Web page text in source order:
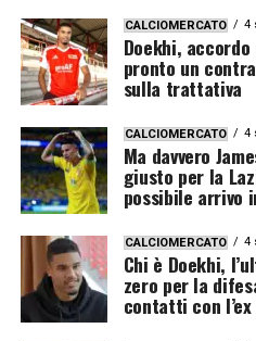
CALCIOMERCATO 4
Doekhi,
pronto un
sulla trattativa
CALCIOMERCATO 4
Ma davvero
giusto per la
possibile arrivo
CALCIOMERCATO 4
Chi è Doekhi,
zero per la
contatti con